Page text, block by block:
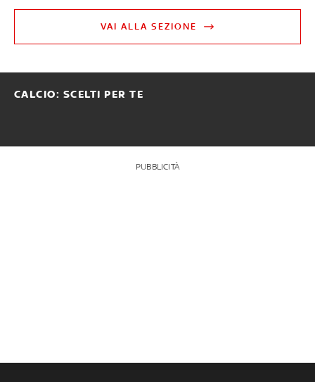
VAI ALLA SEZIONE
CALCIO: SCELTI PER TE
PUBBLICITÀ